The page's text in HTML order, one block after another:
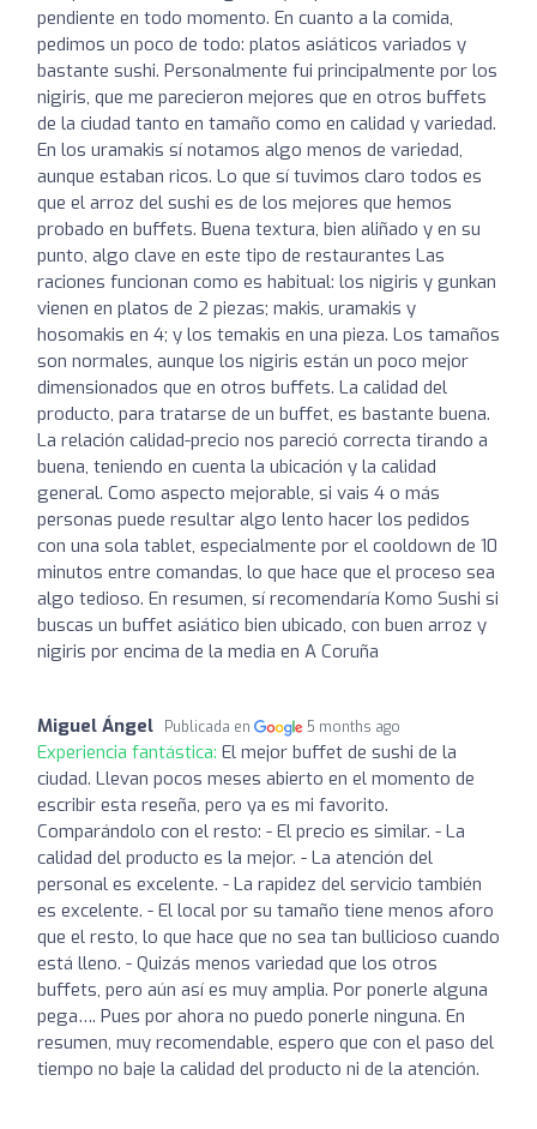
pendiente en todo momento. En cuanto a la comida,
pedimos un poco de todo: platos asiáticos variados y
bastante sushi. Personalmente fui principalmente por los
nigiris, que me parecieron mejores que en otros buffets
de la ciudad tanto en tamaño como en calidad y variedad.
En los uramakis sí notamos algo menos de variedad,
aunque estaban ricos. Lo que sí tuvimos claro todos es
que el arroz del sushi es de los mejores que hemos
probado en buffets. Buena textura, bien aliñado y en su
punto, algo clave en este tipo de restaurantes Las
raciones funcionan como es habitual: los nigiris y gunkan
vienen en platos de 2 piezas; makis, uramakis y
hosomakis en 4; y los temakis en una pieza. Los tamaños
son normales, aunque los nigiris están un poco mejor
dimensionados que en otros buffets. La calidad del
producto, para tratarse de un buffet, es bastante buena.
La relación calidad-precio nos pareció correcta tirando a
buena, teniendo en cuenta la ubicación y la calidad
general. Como aspecto mejorable, si vais 4 o más
personas puede resultar algo lento hacer los pedidos
con una sola tablet, especialmente por el cooldown de 10
minutos entre comandas, lo que hace que el proceso sea
algo tedioso. En resumen, sí recomendaría Komo Sushi si
buscas un buffet asiático bien ubicado, con buen arroz y
nigiris por encima de la media en A Coruña
Miguel Ángel Publicada en 5 months ago
Experiencia fantástica: El mejor buffet de sushi de la
ciudad. Llevan pocos meses abierto en el momento de
escribir esta reseña, pero ya es mi favorito.
Comparándolo con el resto: - El precio es similar. - La
calidad del producto es la mejor. - La atención del
personal es excelente. - La rapidez del servicio también
es excelente. - El local por su tamaño tiene menos aforo
que el resto, lo que hace que no sea tan bullicioso cuando
está lleno. - Quizás menos variedad que los otros
buffets, pero aún así es muy amplia. Por ponerle alguna
pega…. Pues por ahora no puedo ponerle ninguna. En
resumen, muy recomendable, espero que con el paso del
tiempo no baje la calidad del producto ni de la atención.